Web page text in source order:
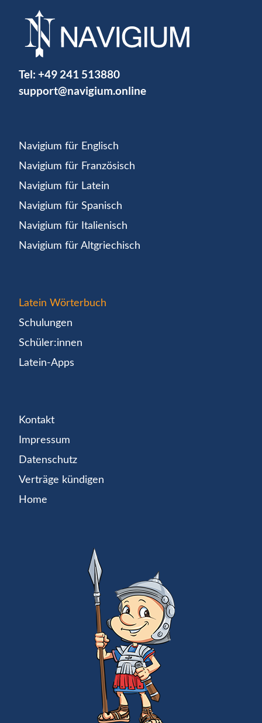
Tel: +49 241 513880
support@navigium.online
Navigium für Englisch
Navigium für Französisch
Navigium für Latein
Navigium für Spanisch
Navigium für Italienisch
Navigium für Altgriechisch
Latein Wörterbuch
Schulungen
Schüler:innen
Latein-Apps
Kontakt
Impressum
Datenschutz
Verträge kündigen
Home